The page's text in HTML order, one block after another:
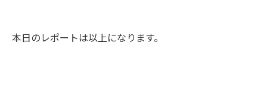
本日のレポートは以上になります。